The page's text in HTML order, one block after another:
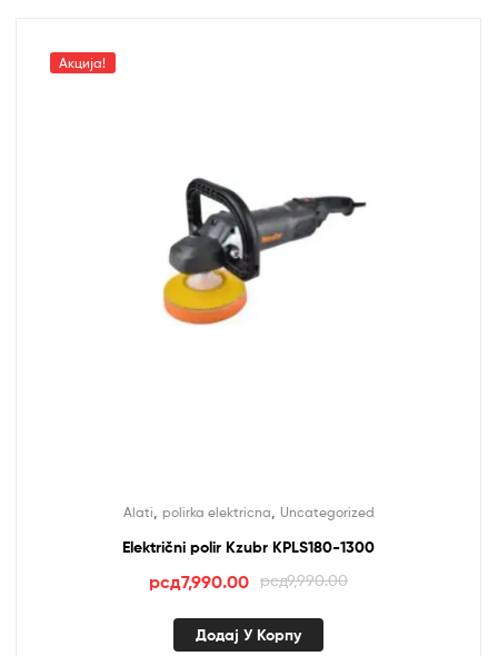
Акција!
Alati polirka elektricna Uncategorized
Električni polir Kzubr KPLS180-1300
рсд9,990.00
Оригинална
је
рсд7,990.00Тренутна
је:
Додај У Корпу